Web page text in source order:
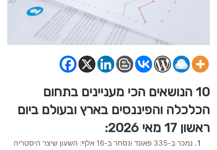
10 הנושאים הכי מעניינים בתחום
הכלכלה והפיננסים בארץ ובעולם ביום
ראשון 17 מאי 2026:
נמכר ב-335 פאונד ונסחר ב-16 אלף: השעון שיצר היסטריה